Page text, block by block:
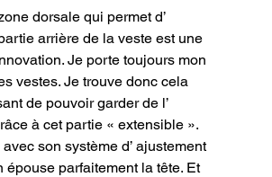
dorsale qui permet d’
arrière de la veste est une
Je porte toujours mon
vestes. Je trouve donc cela
de pouvoir garder de l’
à cet partie « extensible ».
son système d’ ajustement
épouse parfaitement la tête. Et